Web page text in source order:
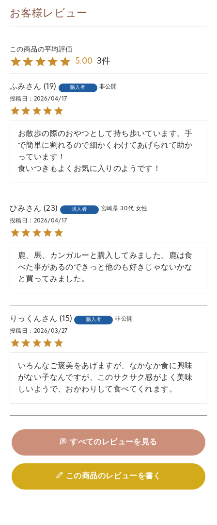
お客様レビュー
5.00 3
ふみ 19 購入者 非公開
投稿日 2026/04/17
お散歩の際のおやつとして持ち歩いています。手
で簡単に割れるので細かくわけてあげられて助か
っています！
食いつきもよくお気に入りのようです！
ひみ 23 購入者 宮崎県 30代 女性
投稿日 2026/04/17
鹿、馬、カンガルーと購入してみました。鹿は食
べた事があるのできっと他のも好きじゃないかな
と買ってみました。
りっくん 15 購入者 非公開
投稿日 2026/03/27
いろんなご褒美をあげますが、なかなか食に興味
がない子なんですが、このサクサク感がよく美味
しいようで、おかわりして食べてくれます。
すべてのレビューを見る
この商品のレビューを書く